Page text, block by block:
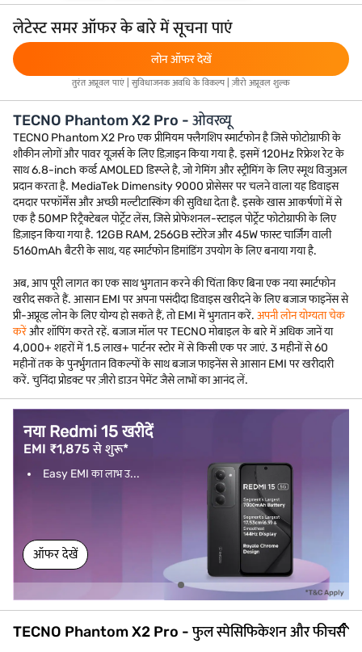
लेटेस्ट समर ऑफर के बारे में सूचना पाएं
लोन ऑफर देखें
तुरंत अप्रूवल पाएं | सुविधाजनक अवधि के विकल्प | ज़ीरो अप्रूवल शुल्क
TECNO Phantom X2 Pro - ओवरव्यू
TECNO Phantom X2 Pro एक प्रीमियम फ्लैगशिप स्मार्टफोन है जिसे फोटोग्राफी के
शौकीन लोगों और पावर यूज़र्स के लिए डिज़ाइन किया गया है. इसमें 120Hz रिफ्रेश रेट के
साथ 6.8-inch कर्व्ड AMOLED डिस्प्ले है, जो गेमिंग और स्ट्रीमिंग के लिए स्मूथ विजुअल
प्रदान करता है. MediaTek Dimensity 9000 प्रोसेसर पर चलने वाला यह डिवाइस
दमदार परफॉर्मेंस और अच्छी मल्टीटास्किंग की सुविधा देता है. इसके खास आकर्षणों में से
एक है 50MP रिट्रैक्टेबल पोर्ट्रेट लेंस, जिसे प्रोफेशनल-स्टाइल पोर्ट्रेट फोटोग्राफी के लिए
डिज़ाइन किया गया है. 12GB RAM, 256GB स्टोरेज और 45W फास्ट चार्जिंग वाली
5160mAh बैटरी के साथ, यह स्मार्टफोन डिमांडिंग उपयोग के लिए बनाया गया है.
अब, आप पूरी लागत का एक साथ भुगतान करने की चिंता किए बिना एक नया स्मार्टफोन
खरीद सकते हैं. आसान EMI पर अपना पसंदीदा डिवाइस खरीदने के लिए बजाज फाइनेंस से
प्री-अप्रूव्ड लोन के लिए योग्य हो सकते हैं, तो EMI में भुगतान करें. अपनी लोन योग्यता चेक
करेंऔर शॉपिंग करते रहें. बजाज मॉल पर TECNO मोबाइल के बारे में अधिक जानें या
4,000+ शहरों में 1.5 लाख+ पार्टनर स्टोर में से किसी एक पर जाएं. 3 महीनों से 60
महीनों तक के पुनर्भुगतान विकल्पों के साथ बजाज फाइनेंस से आसान EMI पर खरीदारी
करें. चुनिंदा प्रोडक्ट पर ज़ीरो डाउन पेमेंट जैसे लाभों का आनंद लें.
नया Redmi 15 खरीदें
EMI ₹1,875 से शुरू*
Easy EMI का लाभ उ...
ऑफर देखें
TECNO Phantom X2 Pro - फुल स्पेसिफिकेशन और फीचर्स